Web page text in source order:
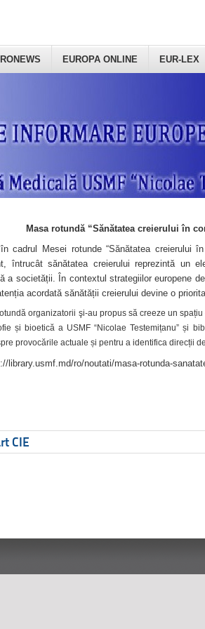
EUROPA ONLINE EUR-LEX
Masa rotundă “Sănătatea creierului în
cadrul Mesei rotunde “Sănătatea creierului
întrucât sănătatea creierului reprezintă un
a societății. În contextul strategiilor europene
acordată sănătății creierului devine o
organizatorii şi-au propus să creeze un
și bioetică a USMF “Nicolae Testemițanu” și
provocările actuale și pentru a identifica direcții
library.usmf.md/ro/noutati/masa-rotunda-
CIE